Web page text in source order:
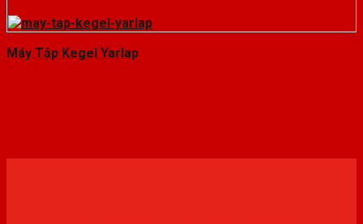
Máy Tập Kegel Yarlap